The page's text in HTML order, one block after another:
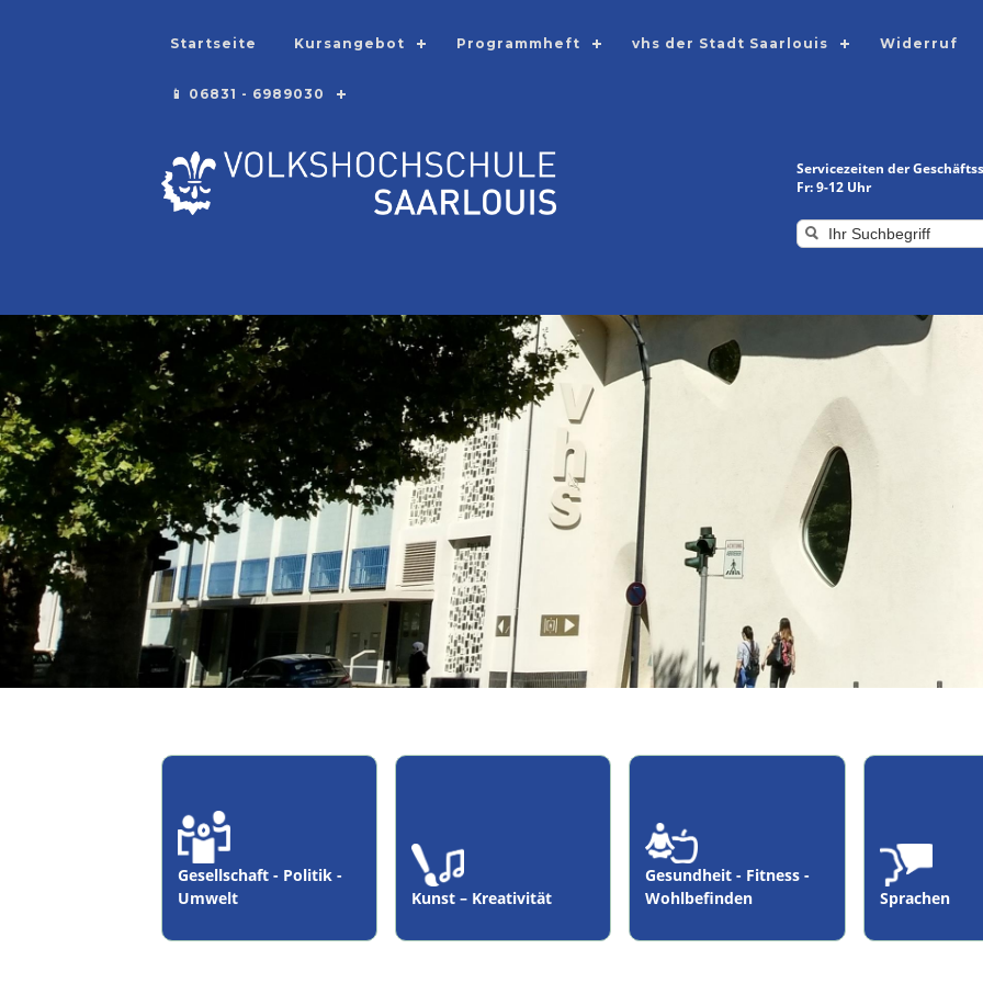
Startseite Kursangebot Programmheft vhs der Stadt Saarlouis Widerruf
📱 06831 - 6989030
Servicezeiten der
Fr: 9-12 Uhr
Gesellschaft - Politik -
Umwelt
Kunst – Kreativität
Gesundheit - Fitness -
Wohlbefinden
Sprachen